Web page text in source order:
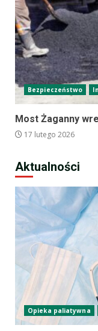
Bezpieczeństwo
Most Żaganny
17 lutego 2026
Aktualności
Opieka paliatywna